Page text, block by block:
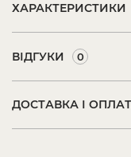
ХАРАКТЕРИСТИКИ
ВІДГУКИ 0
ДОСТАВКА І